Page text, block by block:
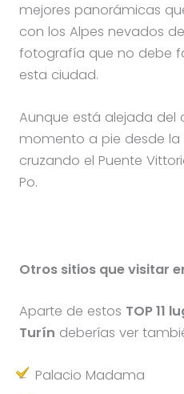
mejores panorámicas
con los Alpes nevados
fotografía que no debe
esta ciudad.
Aunque está alejada del
momento a pie desde la
cruzando el Puente
Po.
Otros sitios que visitar
Aparte de estos TOP 11
Turín deberías ver
Palacio Madama